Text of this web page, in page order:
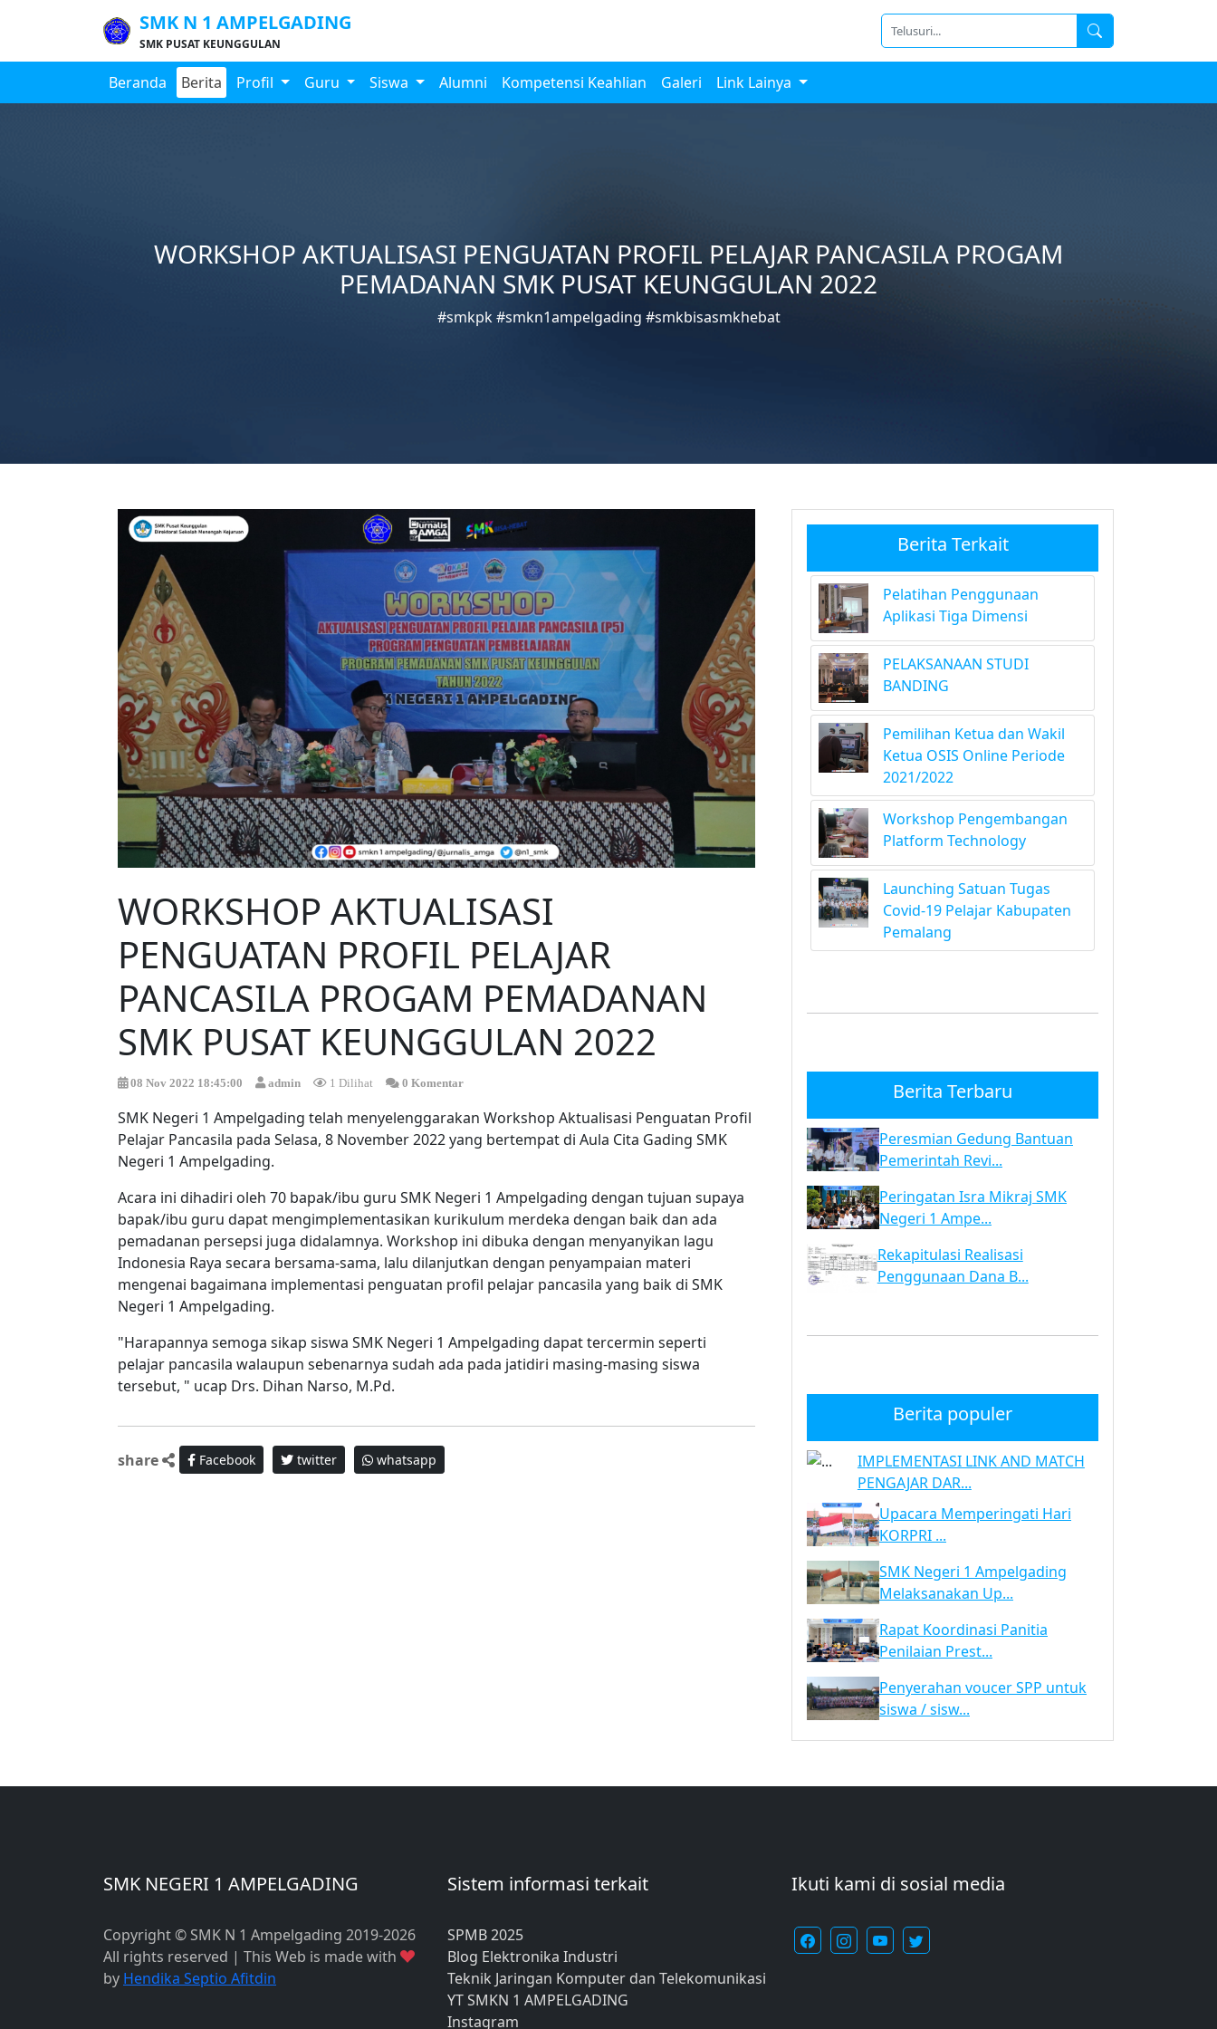
SMK N 1 AMPELGADING
SMK PUSAT KEUNGGULAN
Beranda Berita Profil Guru Siswa Alumni Kompetensi Keahlian Galeri Link Lainya
WORKSHOP AKTUALISASI PENGUATAN PROFIL PELAJAR PANCASILA PROGAM
PEMADANAN SMK PUSAT KEUNGGULAN 2022
#smkpk #smkn1ampelgading #smkbisasmkhebat
WORKSHOP AKTUALISASI
PENGUATAN PROFIL PELAJAR
PANCASILA PROGAM PEMADANAN
SMK PUSAT KEUNGGULAN 2022
08 Nov 2022 18:45:00 admin 1 Dilihat 0 Komentar
SMK Negeri 1 Ampelgading telah menyelenggarakan Workshop Aktualisasi Penguatan Profil
Pelajar Pancasila pada Selasa, 8 November 2022 yang bertempat di Aula Cita Gading SMK
Negeri 1 Ampelgading.
Acara ini dihadiri oleh 70 bapak/ibu guru SMK Negeri 1 Ampelgading dengan tujuan supaya
bapak/ibu guru dapat mengimplementasikan kurikulum merdeka dengan baik dan ada
pemadanan persepsi juga didalamnya. Workshop ini dibuka dengan menyanyikan lagu
Indonesia Raya secara bersama-sama, lalu dilanjutkan dengan penyampaian materi
mengenai bagaimana implementasi penguatan profil pelajar pancasila yang baik di SMK
Negeri 1 Ampelgading.
"Harapannya semoga sikap siswa SMK Negeri 1 Ampelgading dapat tercermin seperti
pelajar pancasila walaupun sebenarnya sudah ada pada jatidiri masing-masing siswa
tersebut, " ucap Drs. Dihan Narso, M.Pd.
share Facebook twitter whatsapp
Berita Terkait
Pelatihan Penggunaan
Aplikasi Tiga Dimensi
PELAKSANAAN STUDI
BANDING
Pemilihan Ketua dan Wakil
Ketua OSIS Online Periode
2021/2022
Workshop Pengembangan
Platform Technology
Launching Satuan Tugas
Covid-19 Pelajar Kabupaten
Pemalang
Berita Terbaru
Peresmian Gedung Bantuan
Pemerintah Revi...
Peringatan Isra Mikraj SMK
Negeri 1 Ampe...
Rekapitulasi Realisasi
Penggunaan Dana B...
Berita populer
IMPLEMENTASI LINK AND MATCH
PENGAJAR DAR...
Upacara Memperingati Hari
KORPRI ...
SMK Negeri 1 Ampelgading
Melaksanakan Up...
Rapat Koordinasi Panitia
Penilaian Prest...
Penyerahan voucer SPP untuk
siswa / sisw...
SMK NEGERI 1 AMPELGADING
Copyright © SMK N 1 Ampelgading 2019-2026
All rights reserved | This Web is made with
by Hendika Septio Afitdin
Sistem informasi terkait
SPMB 2025
Blog Elektronika Industri
Teknik Jaringan Komputer dan Telekomunikasi
YT SMKN 1 AMPELGADING
Instagram
Ikuti kami di sosial media